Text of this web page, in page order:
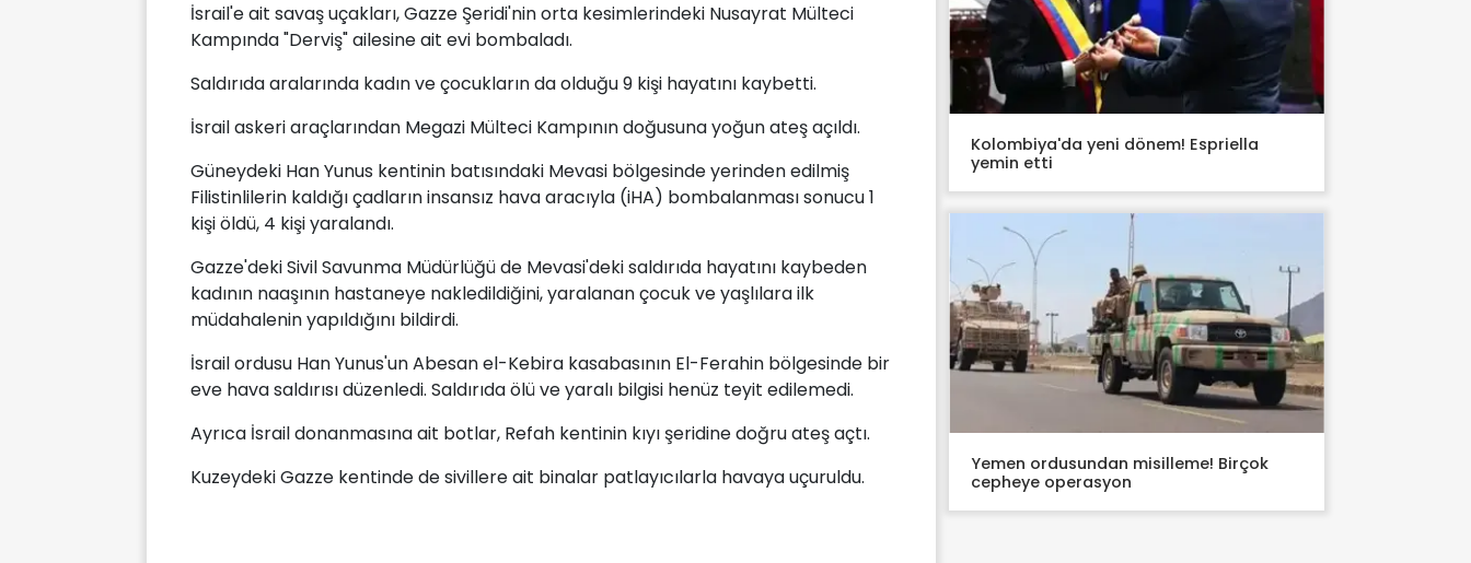
İsrail'e ait savaş uçakları, Gazze Şeridi'nin orta kesimlerindeki Nusayrat Mülteci
Kampında "Derviş" ailesine ait evi bombaladı.
Saldırıda aralarında kadın ve çocukların da olduğu 9 kişi hayatını kaybetti.
İsrail askeri araçlarından Megazi Mülteci Kampının doğusuna yoğun ateş açıldı.
Güneydeki Han Yunus kentinin batısındaki Mevasi bölgesinde yerinden edilmiş
Filistinlilerin kaldığı çadların insansız hava aracıyla (iHA) bombalanması sonucu 1
kişi öldü, 4 kişi yaralandı.
Gazze'deki Sivil Savunma Müdürlüğü de Mevasi'deki saldırıda hayatını kaybeden
kadının naaşının hastaneye nakledildiğini, yaralanan çocuk ve yaşlılara ilk
müdahalenin yapıldığını bildirdi.
İsrail ordusu Han Yunus'un Abesan el-Kebira kasabasının El-Ferahin bölgesinde bir
eve hava saldırısı düzenledi. Saldırıda ölü ve yaralı bilgisi henüz teyit edilemedi.
Ayrıca İsrail donanmasına ait botlar, Refah kentinin kıyı şeridine doğru ateş açtı.
Kuzeydeki Gazze kentinde de sivillere ait binalar patlayıcılarla havaya uçuruldu.
Kolombiya'da yeni dönem! Espriella
yemin etti
Yemen ordusundan misilleme! Birçok
cepheye operasyon